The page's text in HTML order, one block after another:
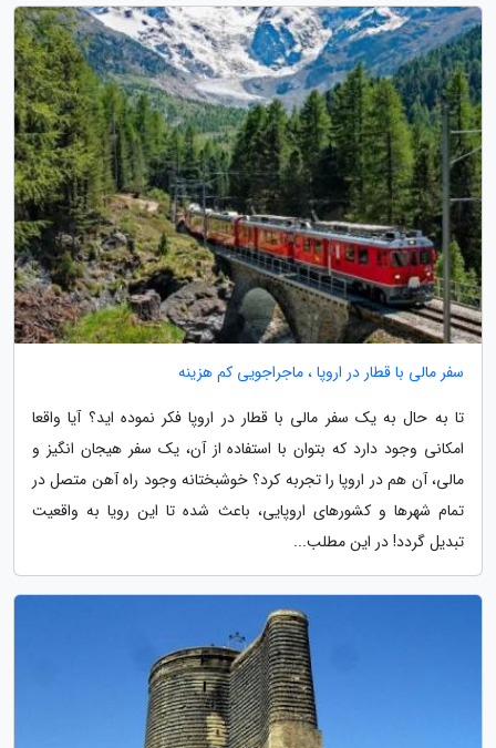
سفر مالی با قطار در اروپا ، ماجراجویی کم هزینه
تا به حال به یک سفر مالی با قطار در اروپا فکر نموده اید؟ آیا واقعا
امکانی وجود دارد که بتوان با استفاده از آن، یک سفر هیجان انگیز و
مالی، آن هم در اروپا را تجربه کرد؟ خوشبختانه وجود راه آهن متصل در
تمام شهرها و کشورهای اروپایی، باعث شده تا این رویا به واقعیت
تبدیل گردد! در این مطلب...